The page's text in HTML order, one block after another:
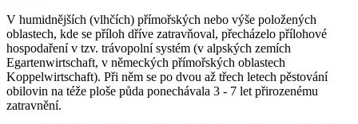
V humidnějších (vlhčích) přímořských nebo výše položených
oblastech, kde se příloh dříve zatravňoval, přecházelo přílohové
hospodaření v tzv. trávopolní systém (v alpských zemích
Egartenwirtschaft, v německých přímořských oblastech
Koppelwirtschaft). Při něm se po dvou až třech letech pěstování
obilovin na téže ploše půda ponechávala 3 - 7 let přirozenému
zatravnění.